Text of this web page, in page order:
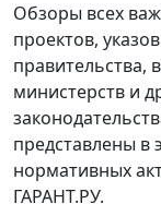
Обзоры всех
проектов,
правительства,
министерств и
представлены в
нормативных
ГАРАНТ.РУ.